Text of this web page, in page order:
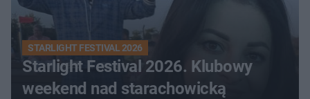
STARLIGHT FESTIVAL 2026
Starlight Festival 2026. Klubowy
weekend nad starachowicką